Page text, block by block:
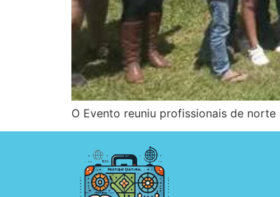
O Evento reuniu profissionais de